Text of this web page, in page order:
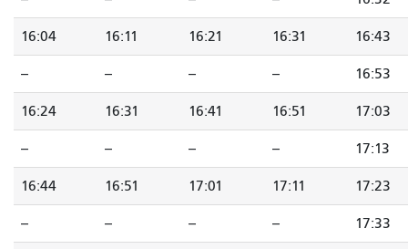
16:04 16:11 16:21 16:31 16:43
-- -- -- -- 16:53
16:24 16:31 16:41 16:51 17:03
-- -- -- -- 17:13
16:44 16:51 17:01 17:11 17:23
-- -- -- -- 17:33